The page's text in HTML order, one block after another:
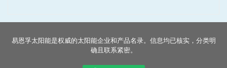
易恩孚太阳能是权威的太阳能企业和产品名录。信息均已核实，分类明
确且联系紧密。